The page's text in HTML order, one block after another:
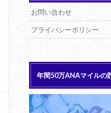
お問い合わせ
プライバシーポリシー
年間50万ANAマイルの